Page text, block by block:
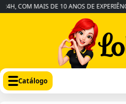
COM MAIS DE 10 ANOS DE EXPERIÊNCIA
Catálogo